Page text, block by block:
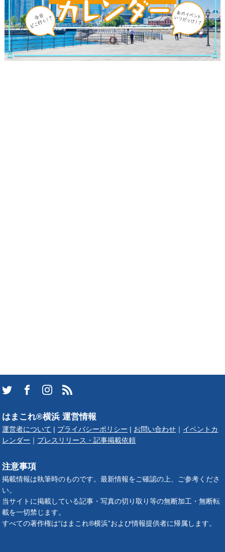
はまこれ®横浜 運営情報
運営者について | プライバシーポリシー | お問い合わせ ｜ イベントカ
レンダー ｜ プレスリリース・記事掲載依頼
注意事項
掲載情報は執筆時のものです。最新情報をご確認の上、ご参考くださ
い。
当サイトに掲載している記事・写真の切り取り等の無断加工・無断転
載を一切禁じます。
すべての著作権は“はまこれ®横浜”および情報提供者に帰属します。